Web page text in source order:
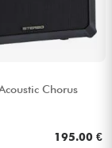
Chorus
195.00 €